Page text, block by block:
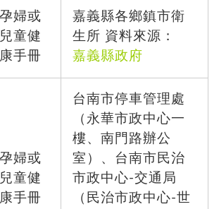
孕婦或
兒童健
康手冊
嘉義縣各鄉鎮市衛
生所 資料來源：
嘉義縣政府
孕婦或
兒童健
康手冊
台南市停車管理處
（永華市政中心一
樓、南門路辦公
室）、台南市民治
市政中心-交通局
（民治市政中心-世